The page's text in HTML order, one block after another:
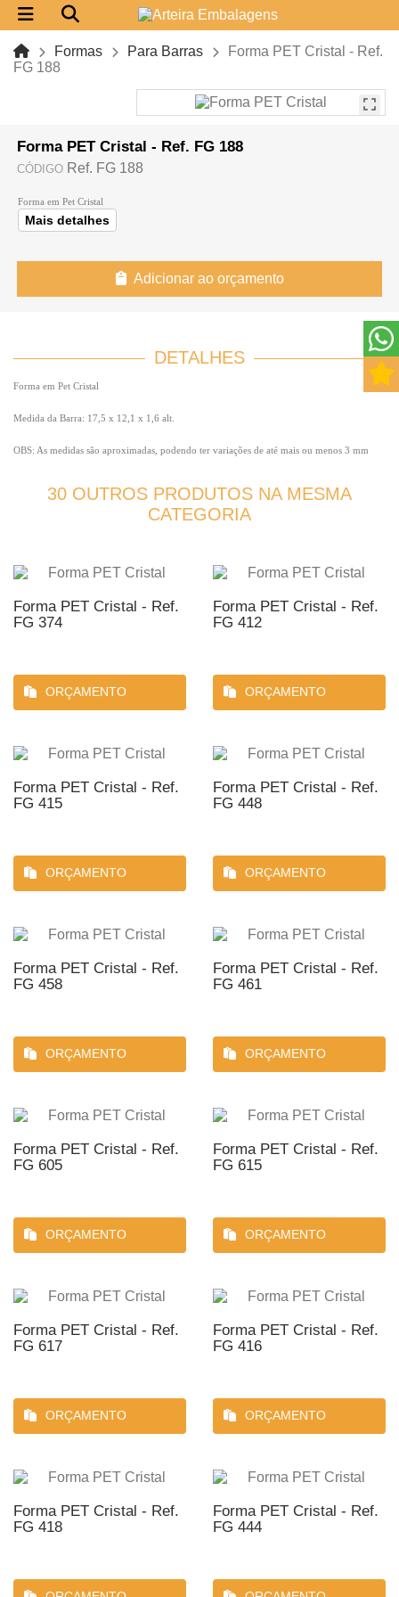
Formas Para Barras
Forma PET Cristal - Ref.
FG 188
Forma PET Cristal - Ref. FG 188
CÓDIGO Ref. FG 188
Forma em Pet Cristal
Mais detalhes
Adicionar ao orçamento
DETALHES
Forma em Pet Cristal
Medida da Barra: 17,5 x 12,1 x 1,6 alt.
OBS: As medidas são aproximadas, podendo ter variações de até mais ou menos 3 mm
30 OUTROS PRODUTOS NA MESMA
CATEGORIA
Forma PET Cristal - Ref.
FG 374
ORÇAMENTO
Forma PET Cristal - Ref.
FG 412
ORÇAMENTO
Forma PET Cristal - Ref.
FG 415
ORÇAMENTO
Forma PET Cristal - Ref.
FG 448
ORÇAMENTO
Forma PET Cristal - Ref.
FG 458
ORÇAMENTO
Forma PET Cristal - Ref.
FG 461
ORÇAMENTO
Forma PET Cristal - Ref.
FG 605
ORÇAMENTO
Forma PET Cristal - Ref.
FG 615
ORÇAMENTO
Forma PET Cristal - Ref.
FG 617
ORÇAMENTO
Forma PET Cristal - Ref.
FG 416
ORÇAMENTO
Forma PET Cristal - Ref.
FG 418
Forma PET Cristal - Ref.
FG 444